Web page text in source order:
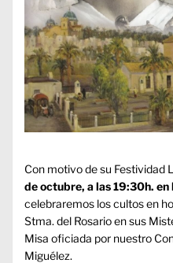
Con motivo de su Festividad
de octubre, a las 19:30h. en
celebraremos los cultos en
Stma. del Rosario en sus
Misa oficiada por nuestro
Miguélez.